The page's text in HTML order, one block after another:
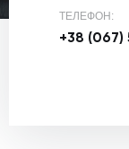
ТЕЛЕФОН:
+38 (067)